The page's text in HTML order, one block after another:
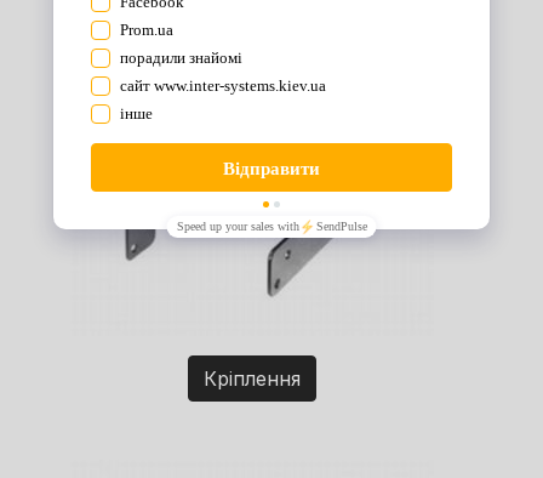
Кріплення